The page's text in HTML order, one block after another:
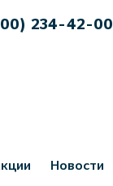
234-42-00
Новости